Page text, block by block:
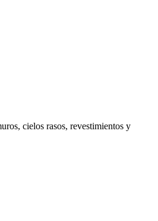
cielos rasos, revestimientos y